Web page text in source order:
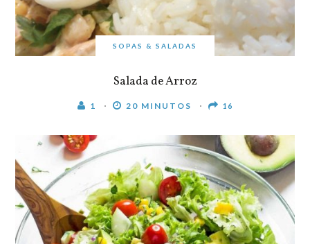
SOPAS & SALADAS
Salada de Arroz
1 20 MINUTOS 16